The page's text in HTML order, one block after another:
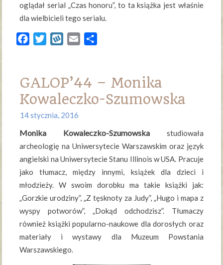
oglądał serial „Czas honoru”, to ta książka jest właśnie
dla wielbicieli tego serialu.
FacebookTwitterWykopEmail
GALOP’44 – Monika
Kowaleczko-Szumowska
14 stycznia, 2016
Monika Kowaleczko-Szumowska studiowała
archeologię na Uniwersytecie Warszawskim oraz język
angielski na Uniwersytecie Stanu Illinois w USA. Pracuje
jako tłumacz, między innymi, książek dla dzieci i
młodzieży. W swoim dorobku ma takie książki jak:
„Gorzkie urodziny”, „Z tęsknoty za Judy”, „Hugo i mapa z
wyspy potworów”, „Dokąd odchodzisz”. Tłumaczy
również książki popularno-naukowe dla dorosłych oraz
materiały i wystawy dla Muzeum Powstania
Warszawskiego.